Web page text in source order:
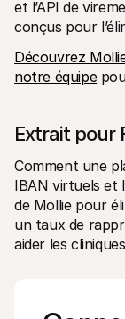
et l’API de
conçus pour
Découvrez
notre équipe
Extrait pour
Comment une
IBAN virtuels et
de Mollie pour
un taux de
aider les